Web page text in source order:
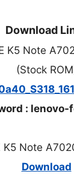
Download
K5 Note
(Stock
: lenovo-
K5 Note
Download